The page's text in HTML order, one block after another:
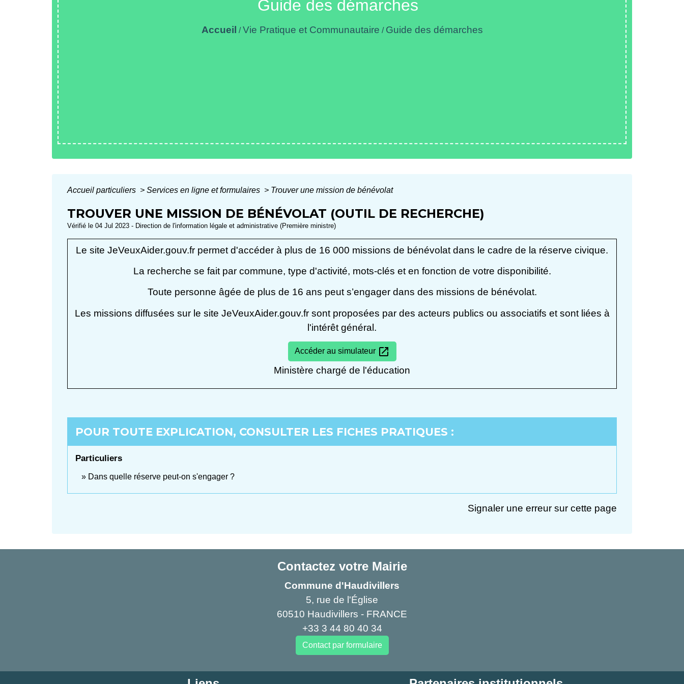
Guide des démarches
Accueil /Vie Pratique et Communautaire / Guide des démarches
Accueil particuliers > Services en ligne et formulaires > Trouver une mission de bénévolat
TROUVER UNE MISSION DE BÉNÉVOLAT (OUTIL DE RECHERCHE)
Vérifié le 04 Jul 2023 - Direction de l'information légale et administrative (Première ministre)
Le site JeVeuxAider.gouv.fr permet d'accéder à plus de 16 000 missions de bénévolat dans le cadre de la réserve civique.
La recherche se fait par commune, type d'activité, mots-clés et en fonction de votre disponibilité.
Toute personne âgée de plus de 16 ans peut s’engager dans des missions de bénévolat.
Les missions diffusées sur le site JeVeuxAider.gouv.fr sont proposées par des acteurs publics ou associatifs et sont liées à
l'intérêt général.
Accéder au simulateur open_in_new
Ministère chargé de l'éducation
POUR TOUTE EXPLICATION, CONSULTER LES FICHES PRATIQUES :
Particuliers
Dans quelle réserve peut-on s'engager ?
Signaler une erreur sur cette page
Contactez votre Mairie
Commune d'Haudivillers
5, rue de l'Église
60510 Haudivillers - FRANCE
+33 3 44 80 40 34
Contact par formulaire